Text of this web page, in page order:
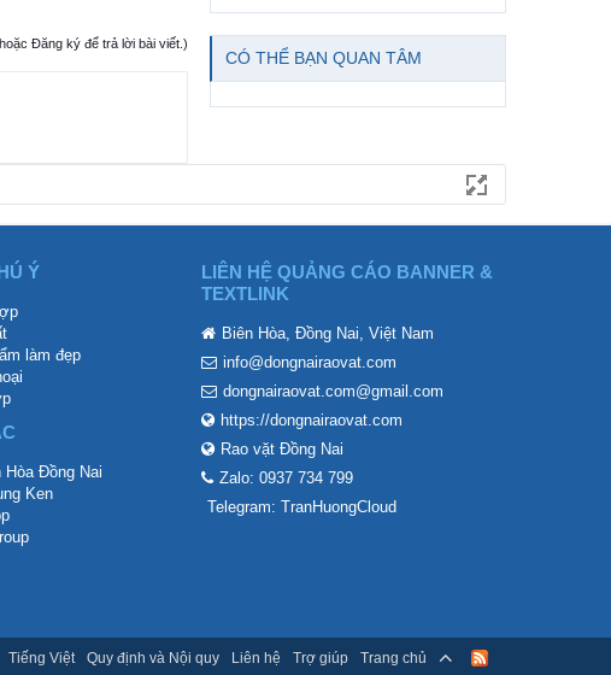
Đăng ký để trả lời bài viết.)
CÓ THỂ BẠN QUAN TÂM
Ý
làm đẹp
Hòa Đồng Nai
Ken
LIÊN HỆ QUẢNG CÁO BANNER &
TEXTLINK
Biên Hòa, Đồng Nai, Việt Nam
info@dongnairaovat.com
dongnairaovat.com@gmail.com
https://dongnairaovat.com
Rao vặt Đồng Nai
Zalo: 0937 734 799
Telegram: TranHuongCloud
Tiếng Việt Quy định và Nội quy Liên hệ Trợ giúp Trang chủ